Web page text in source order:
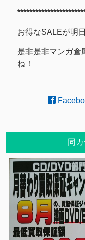
お得なSALEが明
是非是非マンガ倉
ね！
同